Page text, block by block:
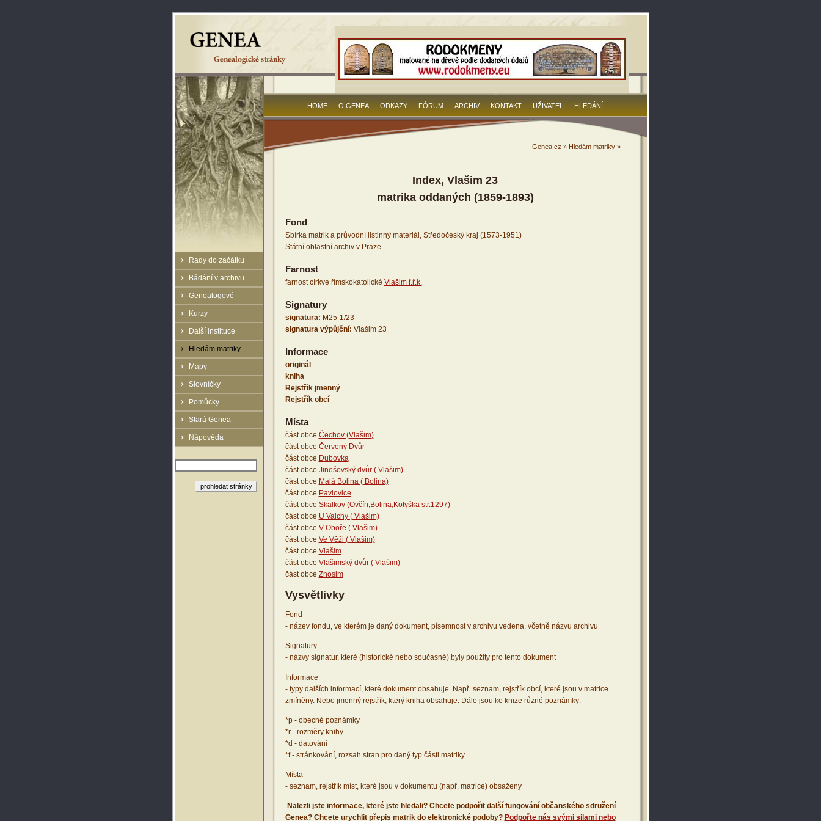
Rady do začátku
Bádání v archivu
Genealogové
Kurzy
Další instituce
Hledám matriky
Mapy
Slovníčky
Pomůcky
Stará Genea
Nápověda
HOME O GENEA ODKAZY FÓRUM ARCHIV KONTAKT UŽIVATEL HLEDÁNÍ
Genea.cz » Hledám matriky»
Index, Vlašim 23
matrika oddaných (1859-1893)
Fond
Sbírka matrik a průvodní listinný materiál, Středočeský kraj (1573-1951)
Státní oblastní archiv v Praze
Farnost
farnost církve římskokatolické Vlašim f.ř.k.
Signatury
signatura: M25-1/23
signatura výpůjční: Vlašim 23
Informace
originál
kniha
Rejstřík jmenný
Rejstřík obcí
Místa
část obce Čechov (Vlašim)
část obce Červený Dvůr
část obce Dubovka
část obce Jinošovský dvůr ( Vlašim)
část obce Malá Bolina ( Bolina)
část obce Pavlovice
část obce Skalkov (Ovčín,Bolina,Kotyška str.1297)
část obce U Valchy ( Vlašim)
část obce V Oboře ( Vlašim)
část obce Ve Věži ( Vlašim)
část obce Vlašim
část obce Vlašimský dvůr ( Vlašim)
část obce Znosim
Vysvětlivky
Fond
- název fondu, ve kterém je daný dokument, písemnost v archivu vedena, včetně názvu archivu
Signatury
- názvy signatur, které (historické nebo současné) byly použity pro tento dokument
Informace
- typy dalších informací, které dokument obsahuje. Např. seznam, rejstřík obcí, které jsou v matrice
zmíněny. Nebo jmenný rejstřík, který kniha obsahuje. Dále jsou ke knize různé poznámky:
*p - obecné poznámky
*r - rozměry knihy
*d - datování
*f - stránkování, rozsah stran pro daný typ části matriky
Místa
- seznam, rejstřík míst, které jsou v dokumentu (např. matrice) obsaženy
Nalezli jste informace, které jste hledali? Chcete podpořit další fungování občanského sdružení
Genea? Chcete urychlit přepis matrik do elektronické podoby? Podpořte nás svými silami nebo